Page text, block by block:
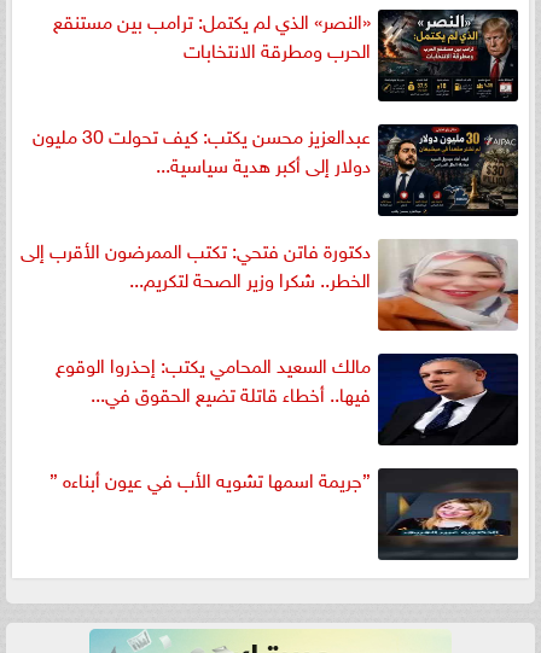
«النصر» الذي لم يكتمل: ترامب بين مستنقع
الحرب ومطرقة الانتخابات
عبدالعزيز محسن يكتب: كيف تحولت 30 مليون
دولار إلى أكبر هدية سياسية...
دكتورة فاتن فتحي: تكتب الممرضون الأقرب إلى
الخطر.. شكرا وزير الصحة لتكريم...
مالك السعيد المحامي يكتب: إحذروا الوقوع
فيها.. أخطاء قاتلة تضيع الحقوق في...
”جريمة اسمها تشويه الأب في عيون أبناءه ”